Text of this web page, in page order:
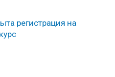
регистрация на